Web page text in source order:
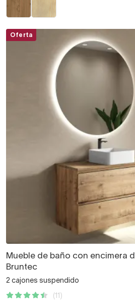
Oferta
Mueble de baño con encimera
Bruntec
2 cajones suspendido
(11)